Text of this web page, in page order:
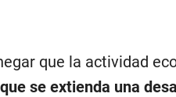
que la actividad
se extienda una